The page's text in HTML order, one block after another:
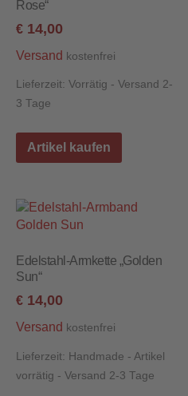
Rose“
€ 14,00
Versand kostenfrei
Lieferzeit:Vorrätig - Versand 2-
3 Tage
Artikel kaufen
Edelstahl-Armkette „Golden
Sun“
€ 14,00
Versand kostenfrei
Lieferzeit: Handmade - Artikel
vorrätig - Versand 2-3 Tage